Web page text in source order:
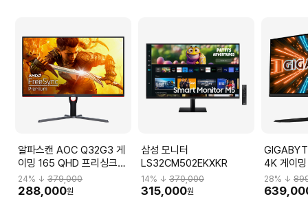
알파스캔 AOC Q32G3 게
이밍 165 QHD 프리싱크
HDR 무결점 Q32G3_H
24% ↓ 379,000
288,000원
삼성 모니터
LS32CM502EKXKR
14% ↓370,000
315,000원
4K 게이
M32U_H
28% ↓